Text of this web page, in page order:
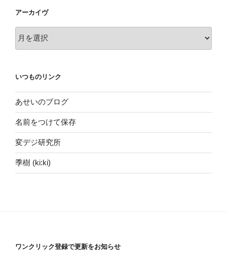
アーカイヴ
ー
ヴ
いつものリンク
あせいのブログ
名前をつけて保存
変デジ研究所
季樹 (ki:ki)
ワンクリック登録で更新をお知らせ